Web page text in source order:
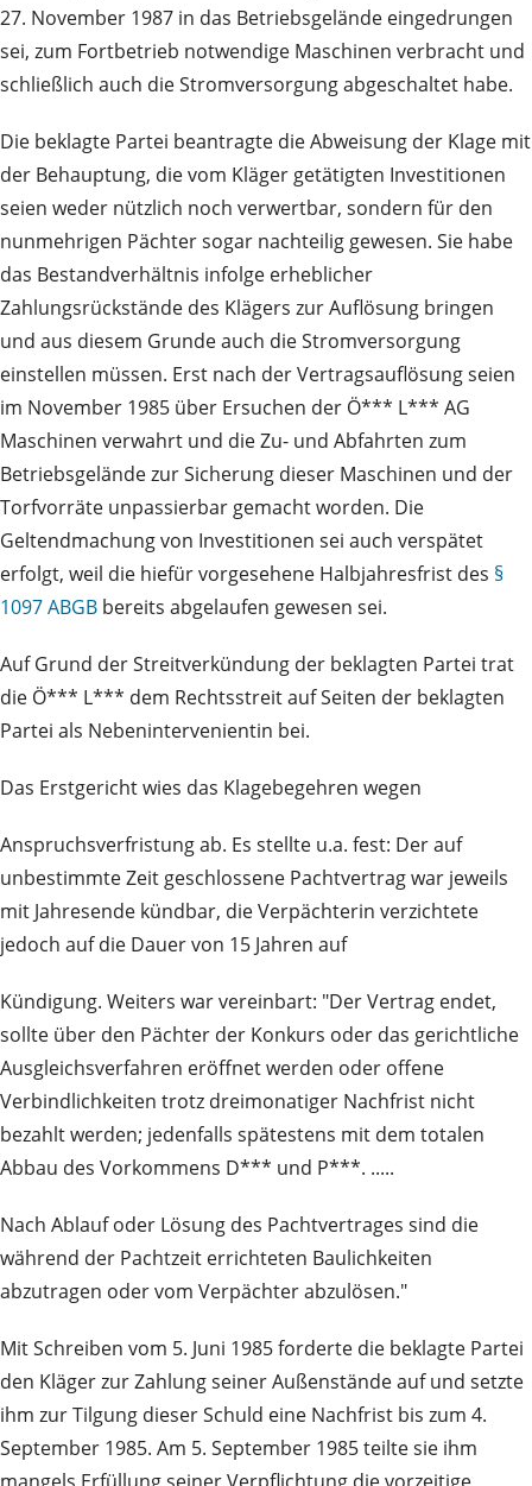
27. November 1987 in das Betriebsgelände eingedrungen
sei, zum Fortbetrieb notwendige Maschinen verbracht und
schließlich auch die Stromversorgung abgeschaltet habe.
Die beklagte Partei beantragte die Abweisung der Klage mit
der Behauptung, die vom Kläger getätigten Investitionen
seien weder nützlich noch verwertbar, sondern für den
nunmehrigen Pächter sogar nachteilig gewesen. Sie habe
das Bestandverhältnis infolge erheblicher
Zahlungsrückstände des Klägers zur Auflösung bringen
und aus diesem Grunde auch die Stromversorgung
einstellen müssen. Erst nach der Vertragsauflösung seien
im November 1985 über Ersuchen der Ö*** L*** AG
Maschinen verwahrt und die Zu- und Abfahrten zum
Betriebsgelände zur Sicherung dieser Maschinen und der
Torfvorräte unpassierbar gemacht worden. Die
Geltendmachung von Investitionen sei auch verspätet
erfolgt, weil die hiefür vorgesehene Halbjahresfrist des §
1097 ABGB bereits abgelaufen gewesen sei.
Auf Grund der Streitverkündung der beklagten Partei trat
die Ö*** L*** dem Rechtsstreit auf Seiten der beklagten
Partei als Nebenintervenientin bei.
Das Erstgericht wies das Klagebegehren wegen
Anspruchsverfristung ab. Es stellte u.a. fest: Der auf
unbestimmte Zeit geschlossene Pachtvertrag war jeweils
mit Jahresende kündbar, die Verpächterin verzichtete
jedoch auf die Dauer von 15 Jahren auf
Kündigung. Weiters war vereinbart: "Der Vertrag endet,
sollte über den Pächter der Konkurs oder das gerichtliche
Ausgleichsverfahren eröffnet werden oder offene
Verbindlichkeiten trotz dreimonatiger Nachfrist nicht
bezahlt werden; jedenfalls spätestens mit dem totalen
Abbau des Vorkommens D*** und P***. .....
Nach Ablauf oder Lösung des Pachtvertrages sind die
während der Pachtzeit errichteten Baulichkeiten
abzutragen oder vom Verpächter abzulösen."
Mit Schreiben vom 5. Juni 1985 forderte die beklagte Partei
den Kläger zur Zahlung seiner Außenstände auf und setzte
ihm zur Tilgung dieser Schuld eine Nachfrist bis zum 4.
September 1985. Am 5. September 1985 teilte sie ihm